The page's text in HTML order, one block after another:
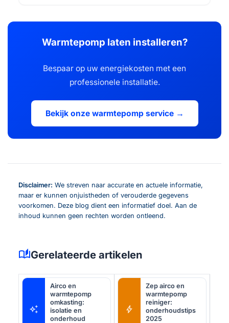
Warmtepomp laten installeren?
Bespaar op uw energiekosten met een
professionele installatie.
Bekijk onze warmtepomp service →
Disclaimer: We streven naar accurate en actuele informatie,
maar er kunnen onjuistheden of verouderde gegevens
voorkomen. Deze blog dient een informatief doel. Aan de
inhoud kunnen geen rechten worden ontleend.
auto_storiesGerelateerde artikelen
auto_awesome
Airco en
warmtepomp
omkasting:
isolatie en
onderhoud
bolt
Zep airco en
warmtepomp
reiniger:
onderhoudstips
2025